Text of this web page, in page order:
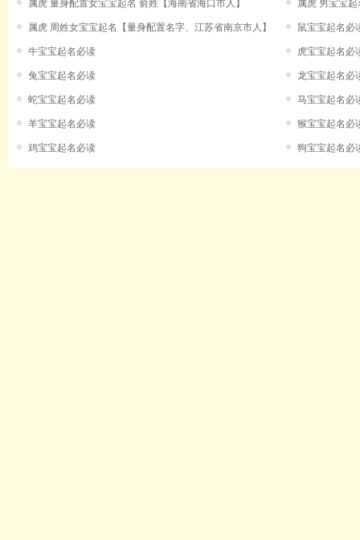
属虎 量身配置女宝宝起名 俞姓【海南省海口市人】 属虎 男宝宝
属虎 周姓女宝宝起名【量身配置名字、江苏省南京市人】 鼠宝宝起名必
牛宝宝起名必读 虎宝宝起名必
兔宝宝起名必读 龙宝宝起名必
蛇宝宝起名必读 马宝宝起名必
羊宝宝起名必读 猴宝宝起名必
鸡宝宝起名必读 狗宝宝起名必